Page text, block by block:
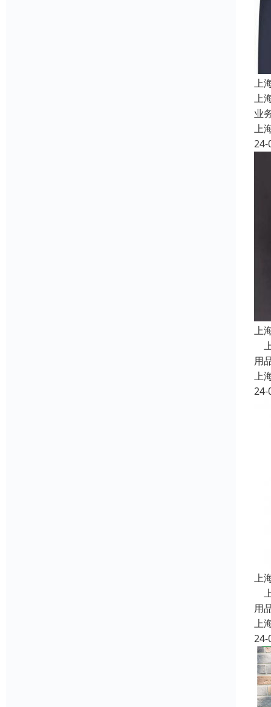
上
上
业
上
24-
上
用
上
24-
上
用
上
24-